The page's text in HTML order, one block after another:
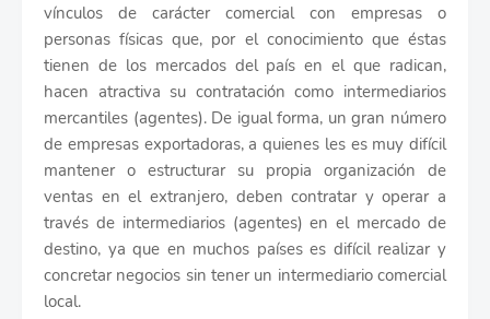
vínculos de carácter comercial con empresas o
personas físicas que, por el conocimiento que éstas
tienen de los mercados del país en el que radican,
hacen atractiva su contratación como intermediarios
mercantiles (agentes). De igual forma, un gran número
de empresas exportadoras, a quienes les es muy difícil
mantener o estructurar su propia organización de
ventas en el extranjero, deben contratar y operar a
través de intermediarios (agentes) en el mercado de
destino, ya que en muchos países es difícil realizar y
concretar negocios sin tener un intermediario comercial
local.